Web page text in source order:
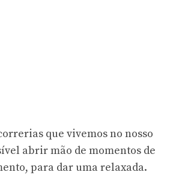
que vivemos no nosso
abrir mão de momentos de
para dar uma relaxada.